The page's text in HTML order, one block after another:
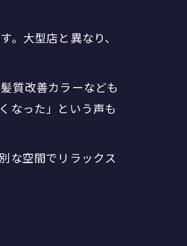
大型店と異なり、
質改善カラーなども
なった」という声も
な空間でリラックス